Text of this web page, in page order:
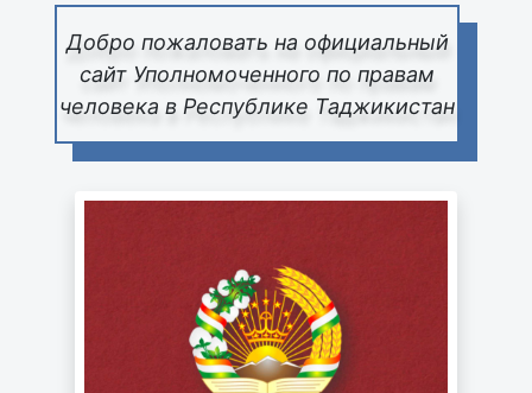
Добро пожаловать на официальный
сайт Уполномоченного по правам
человека в Республике Таджикистан